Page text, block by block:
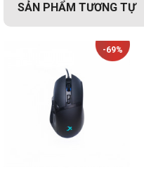
SẢN PHẨM TƯƠNG TỰ
-69%